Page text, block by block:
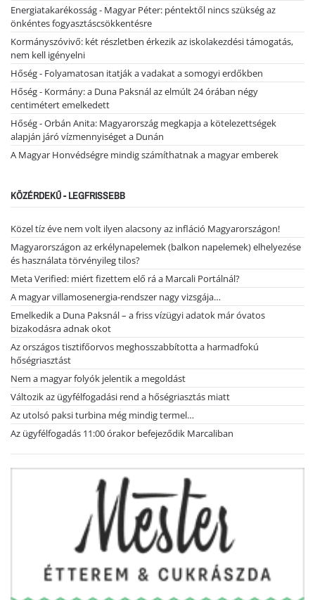
Energiatakarékosság - Magyar Péter: péntektől nincs szükség az
önkéntes fogyasztáscsökkentésre
Kormányszóvivő: két részletben érkezik az iskolakezdési támogatás,
nem kell igényelni
Hőség - Folyamatosan itatják a vadakat a somogyi erdőkben
Hőség - Kormány: a Duna Paksnál az elmúlt 24 órában négy
centimétert emelkedett
Hőség - Orbán Anita: Magyarország megkapja a kötelezettségek
alapján járó vízmennyiséget a Dunán
A Magyar Honvédségre mindig számíthatnak a magyar emberek
KÖZÉRDEKŰ - LEGFRISSEBB
Közel tíz éve nem volt ilyen alacsony az infláció Magyarországon!
Magyarországon az erkélynapelemek (balkon napelemek) elhelyezése
és használata törvényileg tilos?
Meta Verified: miért fizettem elő rá a Marcali Portálnál?
A magyar villamosenergia-rendszer nagy vizsgája…
Emelkedik a Duna Paksnál – a friss vízügyi adatok már óvatos
bizakodásra adnak okot
Az országos tisztifőorvos meghosszabbította a harmadfokú
hőségriasztást
Nem a magyar folyók jelentik a megoldást
Változik az ügyfélfogadási rend a hőségriasztás miatt
Az utolsó paksi turbina még mindig termel…
Az ügyfélfogadás 11:00 órakor befejeződik Marcaliban